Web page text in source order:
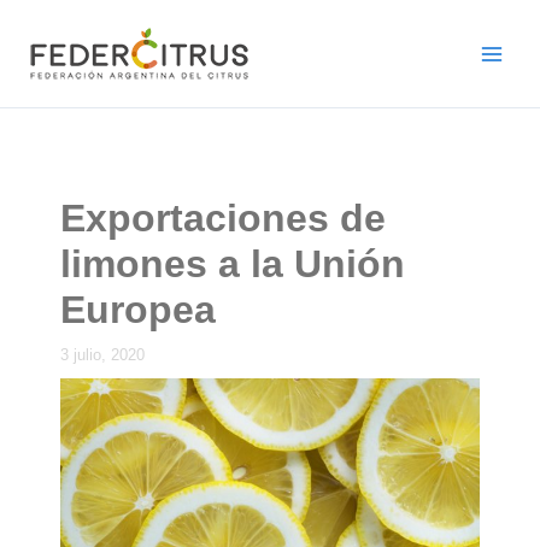
contenido
Exportaciones de
limones a la Unión
Europea
3 julio, 2020